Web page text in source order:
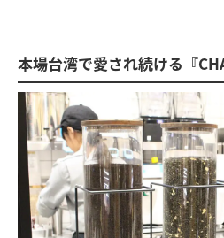
本場台湾で愛され続ける『